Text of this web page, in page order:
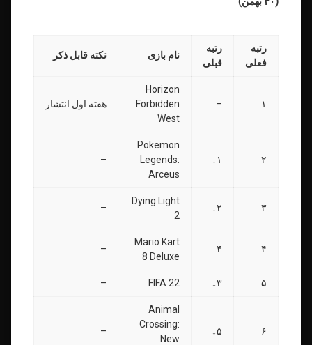
رتبه
فعلی
رتبه
قبلی
نام بازی نکته قابل ذکر
۱ –
Horizon
Forbidden
West
هفته اول انتشار
۲ ۱↓
Pokemon
Legends:
Arceus
–
۳ ۲↓
Dying Light
2
–
۴ ۴
Mario Kart
8 Deluxe
–
۵ ۳↓ FIFA 22
–
۶ ۵↓
Animal
Crossing:
New
–